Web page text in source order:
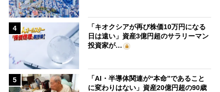
4
「キオクシアが再び株価10万円になる
日は遠い」資産3億円超のサラリーマン
投資家が…
5
「AI・半導体関連が“本命”であること
に変わりはない」資産20億円超の90歳